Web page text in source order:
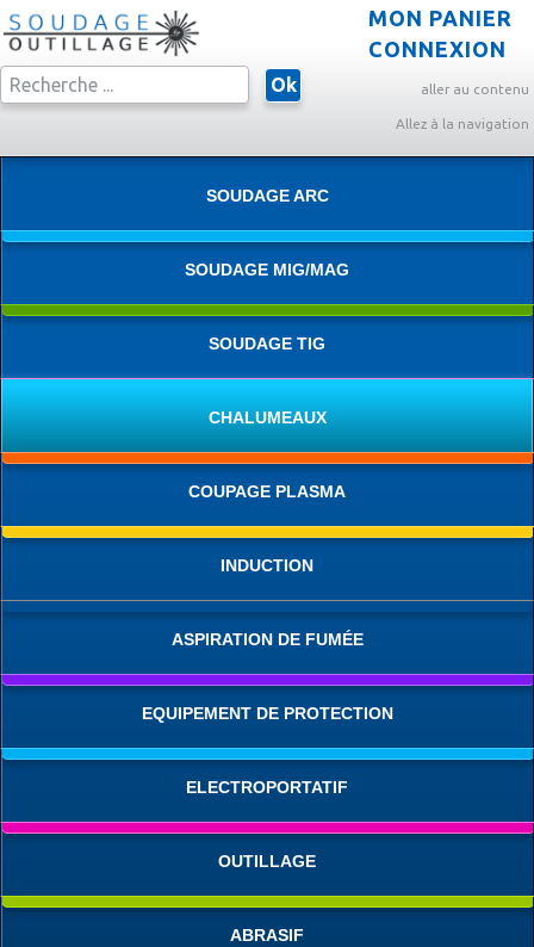
aller au contenu
Allez à la navigation
CONNEXION
MON PANIER
Ok
SOUDAGE ARC
SOUDAGE MIG/MAG
SOUDAGE TIG
CHALUMEAUX
COUPAGE PLASMA
INDUCTION
ASPIRATION DE FUMÉE
EQUIPEMENT DE PROTECTION
ELECTROPORTATIF
OUTILLAGE
ABRASIF